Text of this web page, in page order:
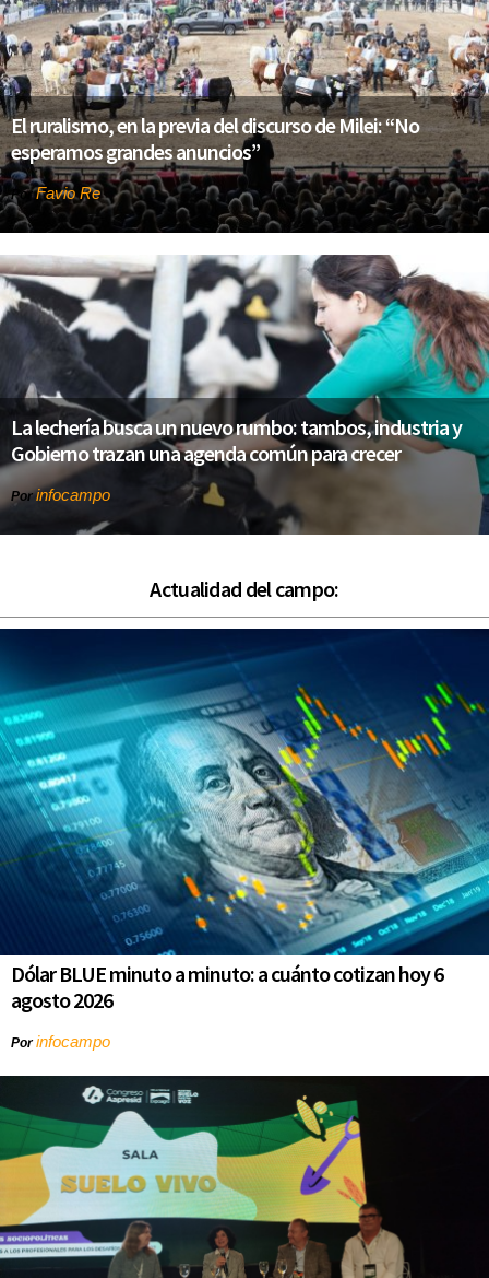
El ruralismo, en la previa del discurso de Milei: “No
esperamos grandes anuncios”
PorFavio Re
La lechería busca un nuevo rumbo: tambos, industria y
Gobierno trazan una agenda común para crecer
Porinfocampo
Actualidad del campo:
Dólar BLUE minuto a minuto: a cuánto cotizan hoy 6
agosto 2026
Porinfocampo